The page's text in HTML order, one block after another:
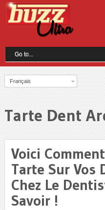
Français
Tarte Dent
Voici
Tarte Sur Vos
Chez Le
Savoir !